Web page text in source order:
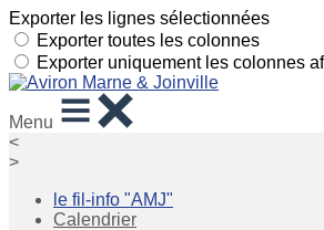
Exporter les lignes sélectionnées
Exporter toutes les colonnes
Exporter uniquement les colonnes
Menu
<
>
le fil-info "AMJ"
Calendrier